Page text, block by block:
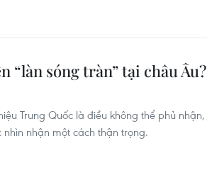
“làn sóng tràn” tại châu Âu?
Trung Quốc là điều không thể phủ nhận,
nhận một cách thận trọng.